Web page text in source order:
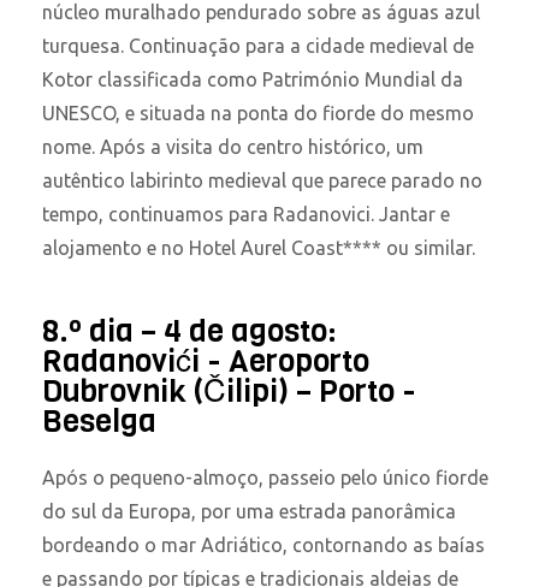
núcleo muralhado pendurado sobre as águas azul
turquesa. Continuação para a cidade medieval de
Kotor classificada como Património Mundial da
UNESCO, e situada na ponta do fiorde do mesmo
nome. Após a visita do centro histórico, um
autêntico labirinto medieval que parece parado no
tempo, continuamos para Radanovici. Jantar e
alojamento e no Hotel Aurel Coast**** ou similar.
8.º dia – 4 de agosto:
Radanovići - Aeroporto
Dubrovnik (Čilipi) – Porto -
Beselga
Após o pequeno-almoço, passeio pelo único fiorde
do sul da Europa, por uma estrada panorâmica
bordeando o mar Adriático, contornando as baías
e passando por típicas e tradicionais aldeias de